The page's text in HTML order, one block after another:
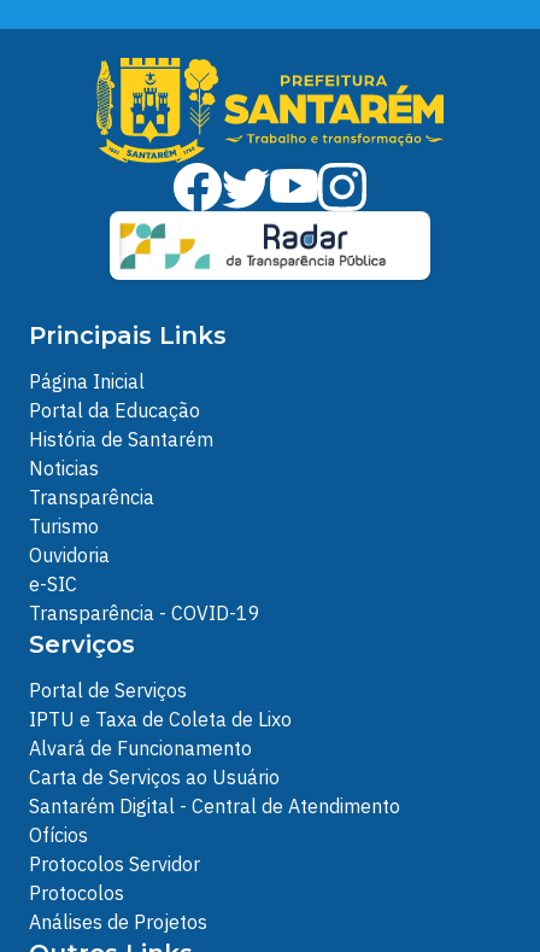
Principais Links
Página Inicial
Portal da Educação
História de Santarém
Noticias
Transparência
Turismo
Ouvidoria
e-SIC
Transparência - COVID-19
Serviços
Portal de Serviços
IPTU e Taxa de Coleta de Lixo
Alvará de Funcionamento
Carta de Serviços ao Usuário
Santarém Digital - Central de Atendimento
Ofícios
Protocolos Servidor
Protocolos
Análises de Projetos